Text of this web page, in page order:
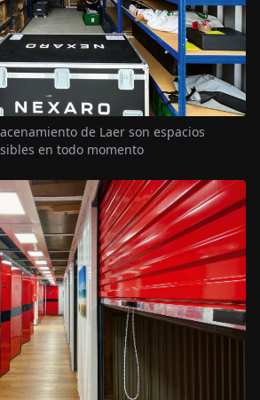
de Laer son espacios
en todo momento